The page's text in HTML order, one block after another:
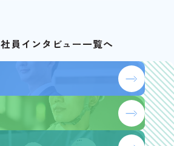
社員インタビュー一覧へ